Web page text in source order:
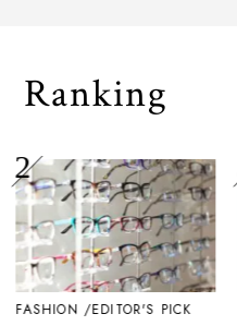
Ranking
FASHION EDITOR'S PICK